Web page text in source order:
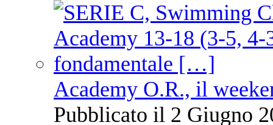
Academy O.R., il
Pubblicato il 2 Giugno